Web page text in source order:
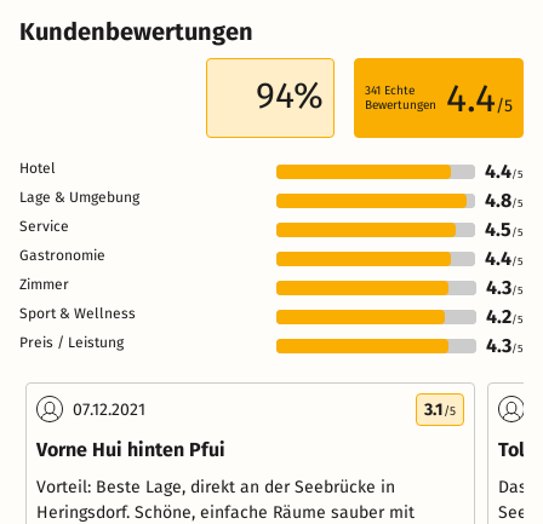
Kundenbewertungen
94% 341 Echte
Bewertungen
4.4/5
Hotel 4.4/5
Lage & Umgebung 4.8/5
Service 4.5 /5
Gastronomie 4.4/5
Zimmer 4.3/5
Sport & Wellness 4.2/5
Preis / Leistung 4.3/5
07.12.2021 3.1/5
Vorne Hui hinten Pfui
Vorteil: Beste Lage, direkt an der Seebrücke in
Heringsdorf. Schöne, einfache Räume sauber mit
Das